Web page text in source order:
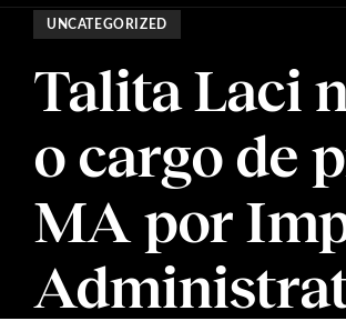
UNCATEGORIZED
Talita Laci
o cargo de
MA por